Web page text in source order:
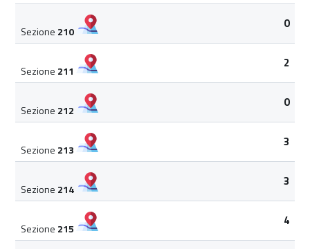
Sezione 210
0
Sezione 211
2
Sezione 212
0
Sezione 213
3
Sezione 214
3
Sezione 215
4